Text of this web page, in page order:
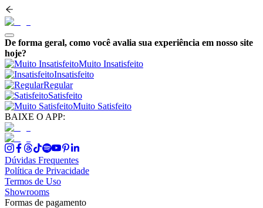
De forma geral, como você avalia sua experiência em nosso site
hoje?
Muito Insatisfeito
Insatisfeito
Regular
Satisfeito
Muito Satisfeito
BAIXE O APP:
Dúvidas Frequentes
Política de Privacidade
Termos de Uso
Showrooms
Formas de pagamento